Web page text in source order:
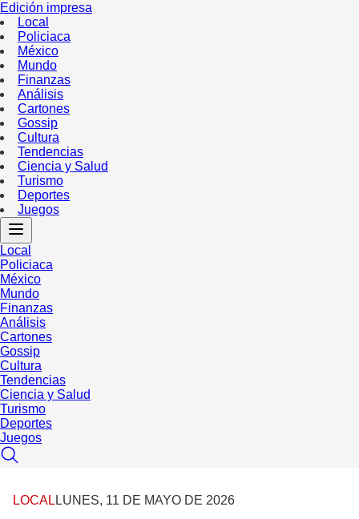
Edición impresa
Local
Policiaca
México
Mundo
Finanzas
Análisis
Cartones
Gossip
Cultura
Tendencias
Ciencia y Salud
Turismo
Deportes
Juegos
Local
Policiaca
México
Mundo
Finanzas
Análisis
Cartones
Gossip
Cultura
Tendencias
Ciencia y Salud
Turismo
Deportes
Juegos
LOCAL LUNES, 11 DE MAYO DE 2026